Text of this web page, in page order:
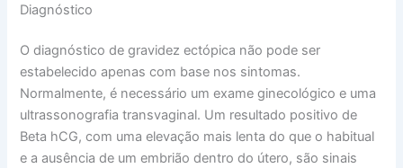
Diagnóstico
O diagnóstico de gravidez ectópica não pode ser
estabelecido apenas com base nos sintomas.
Normalmente, é necessário um exame ginecológico e uma
ultrassonografia transvaginal. Um resultado positivo de
Beta hCG, com uma elevação mais lenta do que o habitual
e a ausência de um embrião dentro do útero, são sinais